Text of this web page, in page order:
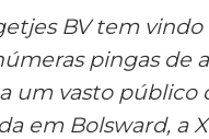
BV tem vindo
pingas de
um vasto público
em Bolsward, a